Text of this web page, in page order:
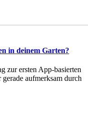
in deinem Garten?
zur ersten App-basierten
aufmerksam durch